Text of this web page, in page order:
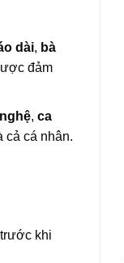
dài, bà
đảm
, ca
cả cá nhân.
khi